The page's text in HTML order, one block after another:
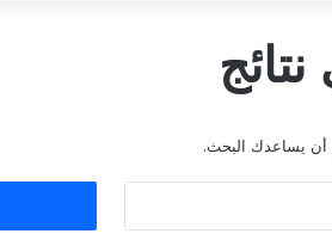
أن يساعدك البحث.